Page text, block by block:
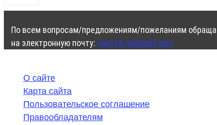
По всем вопросам/предложениям/пожеланиям
на электронную почту: ege314.ru@gmail.com
О сайте
Карта сайта
Пользовательское соглашение
Правообладателям